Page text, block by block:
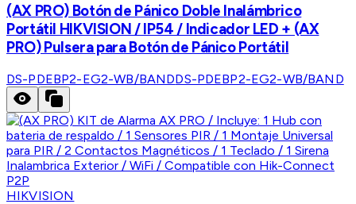
(AX PRO) Botón de Pánico Doble Inalámbrico
Portátil HIKVISION / IP54 / Indicador LED + (AX
PRO) Pulsera para Botón de Pánico Portátil
DS-PDEBP2-EG2-WB/BANDDS-PDEBP2-EG2-WB/BAND
HIKVISION